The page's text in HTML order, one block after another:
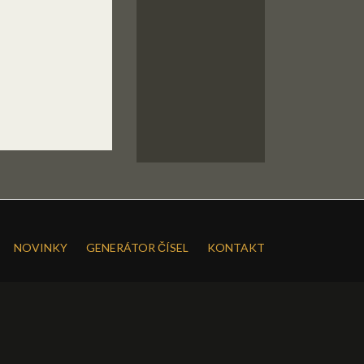
NOVINKY GENERÁTOR ČÍSEL
KONTAKT